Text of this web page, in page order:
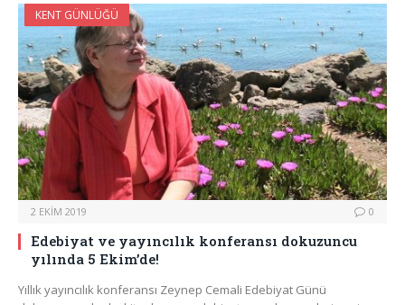
KENT GÜNLÜĞÜ
2 EKIM 2019 0
Edebiyat ve yayıncılık konferansı dokuzuncu
yılında 5 Ekim’de!
Yıllık yayıncılık konferansı Zeynep Cemali Edebiyat Günü